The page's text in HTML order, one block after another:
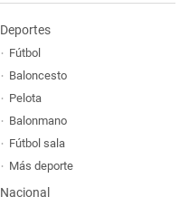
Deportes
Fútbol
Baloncesto
Pelota
Balonmano
Fútbol sala
Más deporte
Nacional